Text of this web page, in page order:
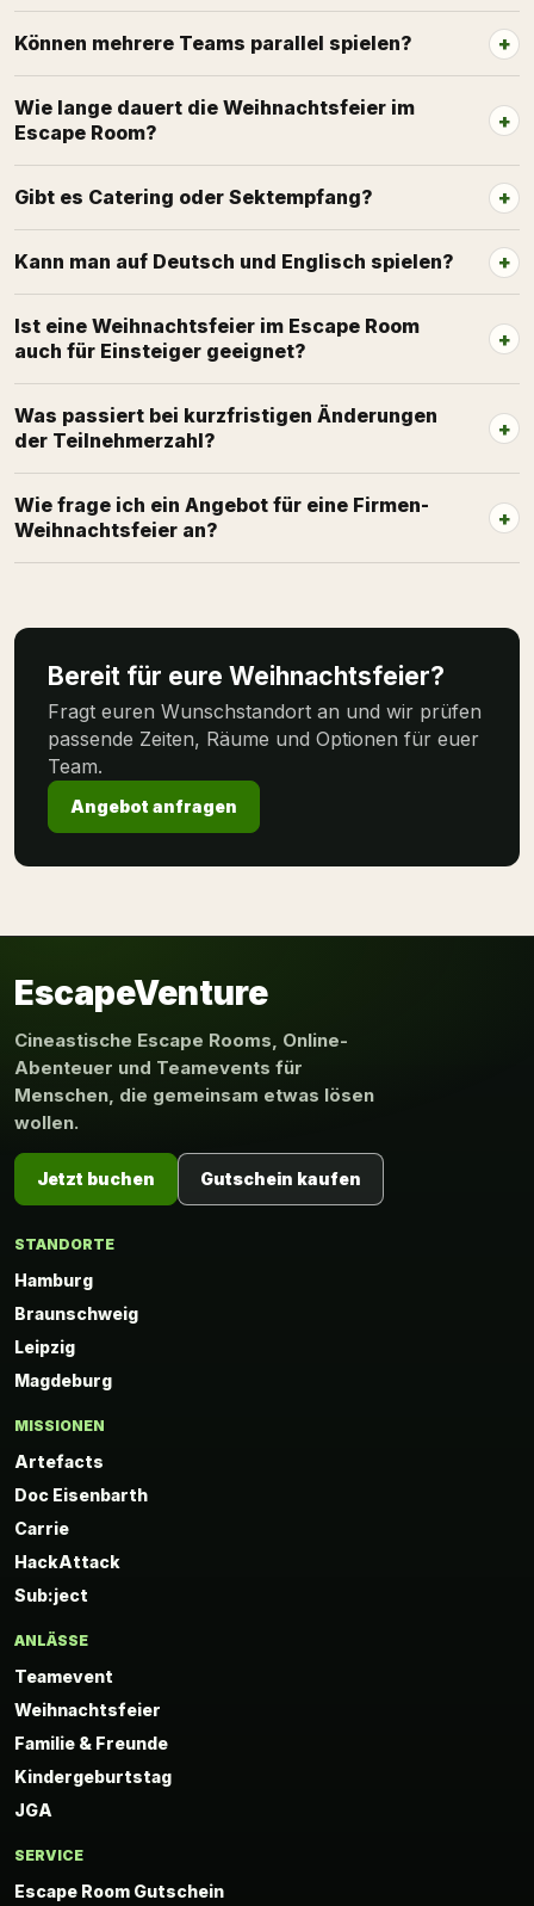
Können mehrere Teams parallel spielen?
Wie lange dauert die Weihnachtsfeier im
Escape Room?
Gibt es Catering oder Sektempfang?
Kann man auf Deutsch und Englisch spielen?
Ist eine Weihnachtsfeier im Escape Room
auch für Einsteiger geeignet?
Was passiert bei kurzfristigen Änderungen
der Teilnehmerzahl?
Wie frage ich ein Angebot für eine Firmen-
Weihnachtsfeier an?
Bereit für eure Weihnachtsfeier?
Fragt euren Wunschstandort an und wir prüfen
passende Zeiten, Räume und Optionen für euer
Team.
Angebot anfragen
EscapeVenture
Cineastische Escape Rooms, Online-
Abenteuer und Teamevents für
Menschen, die gemeinsam etwas lösen
wollen.
Jetzt buchen Gutschein kaufen
STANDORTE
Hamburg
Braunschweig
Leipzig
Magdeburg
MISSIONEN
Artefacts
Doc Eisenbarth
Carrie
HackAttack
Sub:ject
ANLÄSSE
Teamevent
Weihnachtsfeier
Familie & Freunde
Kindergeburtstag
JGA
SERVICE
Escape Room Gutschein